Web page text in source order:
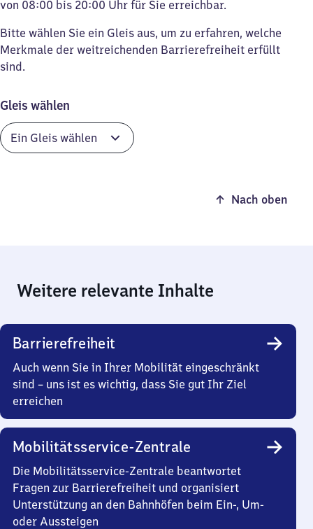
von 08:00 bis 20:00 Uhr für Sie erreichbar.
Bitte wählen Sie ein Gleis aus, um zu erfahren, welche
Merkmale der weitreichenden Barrierefreiheit erfüllt
sind.
Gleis wählen
Nach oben
Weitere relevante Inhalte
Barrierefreiheit
Auch wenn Sie in Ihrer Mobilität eingeschränkt
sind – uns ist es wichtig, dass Sie gut Ihr Ziel
erreichen
Mobilitätsservice-Zentrale
Die Mobilitätsservice-Zentrale beantwortet
Fragen zur Barrierefreiheit und organisiert
Unterstützung an den Bahnhöfen beim Ein-, Um-
oder Aussteigen